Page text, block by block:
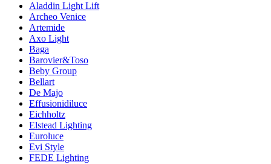
Aladdin Light Lift
Archeo Venice
Artemide
Axo Light
Baga
Barovier&Toso
Beby Group
Bellart
De Majo
Effusionidiluce
Eichholtz
Elstead Lighting
Euroluce
Evi Style
FEDE Lighting